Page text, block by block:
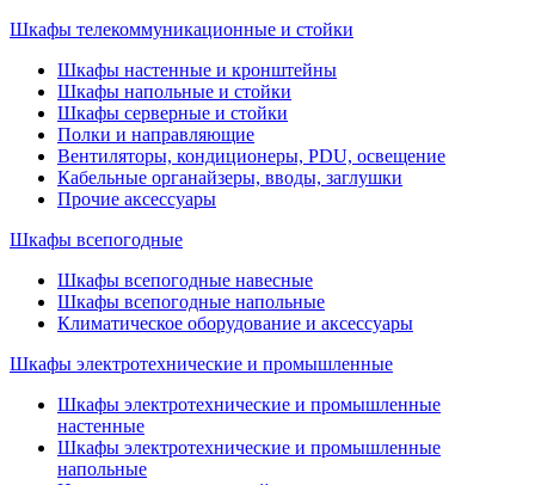
Шкафы телекоммуникационные и стойки
Шкафы настенные и кронштейны
Шкафы напольные и стойки
Шкафы серверные и стойки
Полки и направляющие
Вентиляторы, кондиционеры, PDU, освещение
Кабельные органайзеры, вводы, заглушки
Прочие аксеcсуары
Шкафы всепогодные
Шкафы всепогодные навесные
Шкафы всепогодные напольные
Климатическое оборудование и аксессуары
Шкафы электротехнические и промышленные
Шкафы электротехнические и промышленные
настенные
Шкафы электротехнические и промышленные
напольные